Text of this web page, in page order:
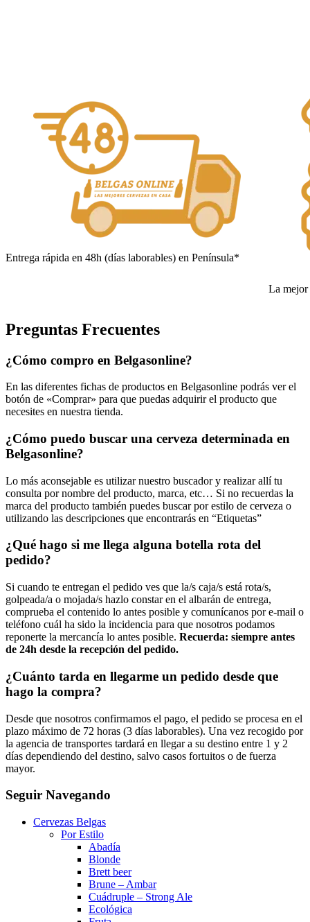
Entrega rápida en 48h (días laborables) en Península*
La mejor
Preguntas Frecuentes
¿Cómo compro en Belgasonline?
En las diferentes fichas de productos en Belgasonline podrás ver el
botón de «Comprar» para que puedas adquirir el producto que
necesites en nuestra tienda.
¿Cómo puedo buscar una cerveza determinada en
Belgasonline?
Lo más aconsejable es utilizar nuestro buscador y realizar allí tu
consulta por nombre del producto, marca, etc… Si no recuerdas la
marca del producto también puedes buscar por estilo de cerveza o
utilizando las descripciones que encontrarás en “Etiquetas”
¿Qué hago si me llega alguna botella rota del
pedido?
Si cuando te entregan el pedido ves que la/s caja/s está rota/s,
golpeada/a o mojada/s hazlo constar en el albarán de entrega,
comprueba el contenido lo antes posible y comunícanos por e-mail o
teléfono cuál ha sido la incidencia para que nosotros podamos
reponerte la mercancía lo antes posible. Recuerda: siempre antes
de 24h desde la recepción del pedido.
¿Cuánto tarda en llegarme un pedido desde que
hago la compra?
Desde que nosotros confirmamos el pago, el pedido se procesa en el
plazo máximo de 72 horas (3 días laborables). Una vez recogido por
la agencia de transportes tardará en llegar a su destino entre 1 y 2
días dependiendo del destino, salvo casos fortuitos o de fuerza
mayor.
Seguir Navegando
Cervezas Belgas
Por Estilo
Abadía
Blonde
Brett beer
Brune – Ambar
Cuádruple – Strong Ale
Ecológica